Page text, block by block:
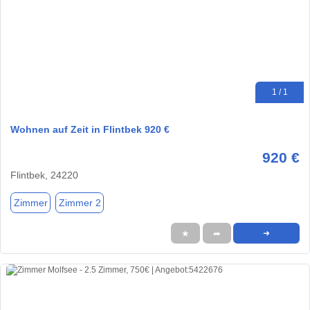
1 / 1
Wohnen auf Zeit in Flintbek 920 €
920 €
Flintbek, 24220
Zimmer Zimmer 2
★ ➦ ➜